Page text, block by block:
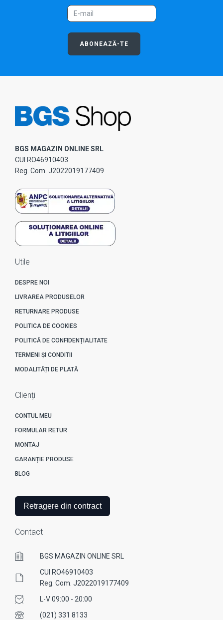
ABONEAZĂ-TE
BGS MAGAZIN ONLINE SRL
CUI RO46910403
Reg. Com. J2022019177409
Utile
DESPRE NOI
LIVRAREA PRODUSELOR
RETURNARE PRODUSE
POLITICA DE COOKIES
POLITICĂ DE CONFIDENȚIALITATE
TERMENI ȘI CONDITII
MODALITĂȚI DE PLATĂ
Clienți
CONTUL MEU
FORMULAR RETUR
MONTAJ
GARANȚIE PRODUSE
BLOG
Retragere din contract
Contact
BGS MAGAZIN ONLINE SRL
CUI RO46910403
Reg. Com. J2022019177409
L-V 09:00 - 20:00
(021) 331 8133